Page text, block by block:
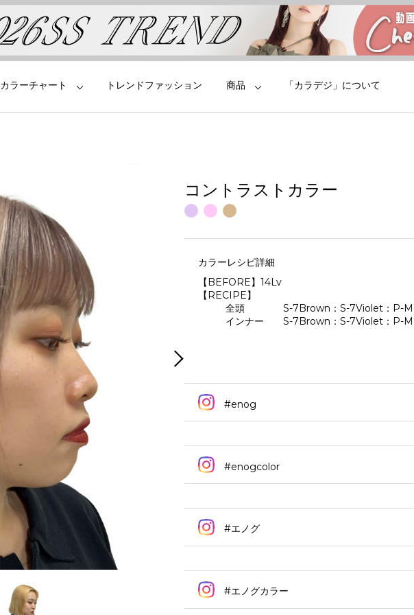
カラーチャート トレンドファッション 商品 「カラデジ」について
コントラストカラー
カラーレシピ詳細
【BEFORE】14Lv
【RECIPE】
全頭 S-7Brown：S-7Violet：P-
インナー S-7Brown：S-7Violet：P-
#enog
#enogcolor
#エノグ
#エノグカラー